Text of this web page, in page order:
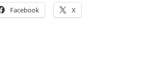
Facebook X